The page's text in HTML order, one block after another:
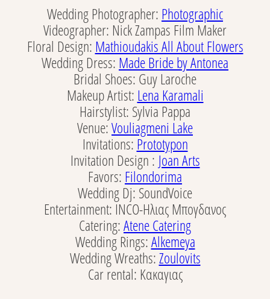
Wedding Photographer: Photographic
Videographer: Nick Zampas Film Maker
Floral Design: Mathioudakis All About Flowers
Wedding Dress: Made Bride by Antonea
Bridal Shoes: Guy Laroche
Makeup Artist: Lena Karamali
Hairstylist: Sylvia Pappa
Venue:Vouliagmeni Lake
Invitations: Prototypon
Invitation Design : Joan Arts
Favors: Filondorima
Wedding Dj: SoundVoice
Entertainment: INCO-Ηλιας Μπογδανος
Catering:Atene Catering
Wedding Rings:Alkemeya
Wedding Wreaths:Zoulovits
Car rental: Κακαγιας